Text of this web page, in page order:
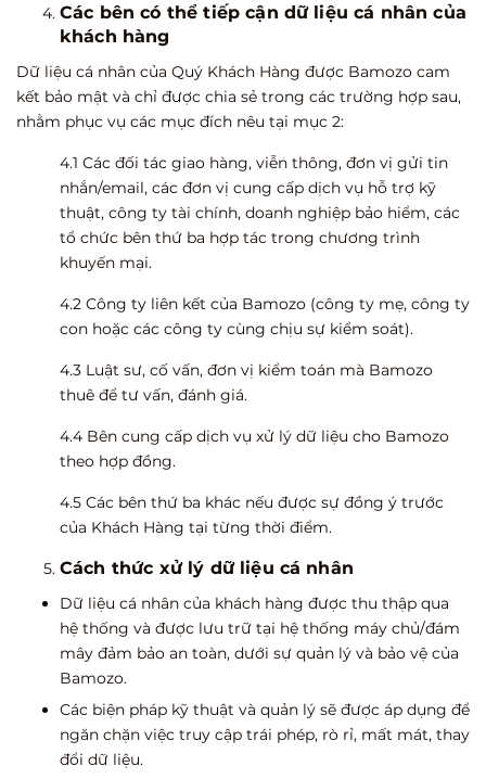
Các bên có thể tiếp cận dữ liệu cá nhân của
khách hàng
Dữ liệu cá nhân của Quý Khách Hàng được Bamozo cam
kết bảo mật và chỉ được chia sẻ trong các trường hợp sau,
nhằm phục vụ các mục đích nêu tại mục 2:
4.1 Các đối tác giao hàng, viễn thông, đơn vị gửi tin
nhắn/email, các đơn vị cung cấp dịch vụ hỗ trợ kỹ
thuật, công ty tài chính, doanh nghiệp bảo hiểm, các
tổ chức bên thứ ba hợp tác trong chương trình
khuyến mại.
4.2 Công ty liên kết của Bamozo (công ty mẹ, công ty
con hoặc các công ty cùng chịu sự kiểm soát).
4.3 Luật sư, cố vấn, đơn vị kiểm toán mà Bamozo
thuê để tư vấn, đánh giá.
4.4 Bên cung cấp dịch vụ xử lý dữ liệu cho Bamozo
theo hợp đồng.
4.5 Các bên thứ ba khác nếu được sự đồng ý trước
của Khách Hàng tại từng thời điểm.
Cách thức xử lý dữ liệu cá nhân
Dữ liệu cá nhân của khách hàng được thu thập qua
hệ thống và được lưu trữ tại hệ thống máy chủ/đám
mây đảm bảo an toàn, dưới sự quản lý và bảo vệ của
Bamozo.
Các biện pháp kỹ thuật và quản lý sẽ được áp dụng để
ngăn chặn việc truy cập trái phép, rò rỉ, mất mát, thay
đổi dữ liệu.